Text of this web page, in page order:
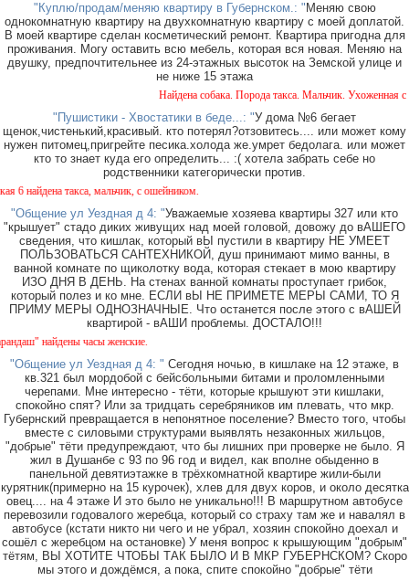
"Куплю/продам/меняю квартиру в Губернском.: " Меняю свою
однокомнатную квартиру на двухкомнатную квартиру с моей доплатой.
В моей квартире сделан косметический ремонт. Квартира пригодна для
проживания. Могу оставить всю мебель, которая вся новая. Меняю на
двушку, предпочтительнее из 24-этажных высоток на Земской улице и
не ниже 15 этажа
Найдена собака. Порода такса. Мальчик. Ухоженная с
"Пушистики - Хвостатики в беде...: "У дома №6 бегает
щенок,чистенький,красивый. кто потерял?отзовитесь.... или может кому
нужен питомец,пригрейте песика.холода же.умрет бедолага. или может
кто то знает куда его определить... :( хотела забрать себе но
родственники категорически против.
такса, мальчик, с ошейником.
"Общение ул Уездная д 4: "Уважаемые хозяева квартиры 327 или кто
"крышует" стадо диких живущих над моей головой, довожу до вАШЕГО
сведения, что кишлак, который вЫ пустили в квартиру НЕ УМЕЕТ
ПОЛЬЗОВАТЬСЯ САНТЕХНИКОЙ, душ принимают мимо ванны, в
ванной комнате по щиколотку вода, которая стекает в мою квартиру
ИЗО ДНЯ В ДЕНЬ. На стенах ванной комнаты проступает грибок,
который полез и ко мне. ЕСЛИ вЫ НЕ ПРИМЕТЕ МЕРЫ САМИ, ТО Я
ПРИМУ МЕРЫ ОДНОЗНАЧНЫЕ. Что останется после этого с вАШЕЙ
квартирой - вАШИ проблемы. ДОСТАЛО!!!
найдены часы женские.
"Общение ул Уездная д 4: " Сегодня ночью, в кишлаке на 12 этаже, в
кв.321 был мордобой с бейсбольными битами и проломленными
черепами. Мне интересно - тёти, которые крышуют эти кишлаки,
спокойно спят? Или за тридцать серебряников им плевать, что мкр.
Губернский превращается в непонятное поселение? Вместо того, чтобы
вместе с силовыми структурами выявлять незаконных жильцов,
"добрые" тёти предупреждают, что бы лишних при проверке не было. Я
жил в Душанбе с 93 по 96 год и видел, как вполне обыденно в
панельной девятиэтажке в трёхкомнатной квартире жили-были
курятник(примерно на 15 курочек), хлев для двух коров, и около десятка
овец.... на 4 этаже И это было не уникально!!! В маршрутном автобусе
перевозили годовалого жеребца, который со страху там же и навалял в
автобусе (кстати никто ни чего и не убрал, хозяин спокойно доехал и
сошёл с жеребцом на остановке) У меня вопрос к крышующим "добрым"
тётям, ВЫ ХОТИТЕ ЧТОБЫ ТАК БЫЛО И В МКР ГУБЕРНСКОМ? Скоро
мы этого и дождёмся, а пока, спите спокойно "добрые" тёти